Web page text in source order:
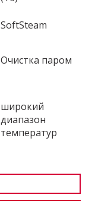
SoftSteam
Очистка паром
широкий
диапазон
температур